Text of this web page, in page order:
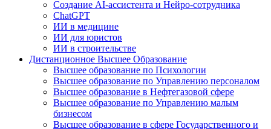
Создание AI-ассистента и Нейро-сотрудника
ChatGPT
ИИ в медицине
ИИ для юристов
ИИ в строительстве
Дистанционное Высшее Образование
Высшее образование по Психологии
Высшее образование по Управлению персоналом
Высшее образование в Нефтегазовой сфере
Высшее образование по Управлению малым
бизнесом
Высшее образование в сфере Государственного и